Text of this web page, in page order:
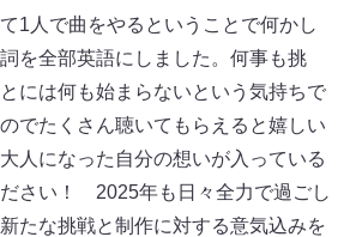
1人で曲をやるということで何かし
を全部英語にしました。何事も挑
には何も始まらないという気持ちで
でたくさん聴いてもらえると嬉しい
人になった自分の想いが入っている
さい！ 2025年も日々全力で過ごし
たな挑戦と制作に対する意気込みを